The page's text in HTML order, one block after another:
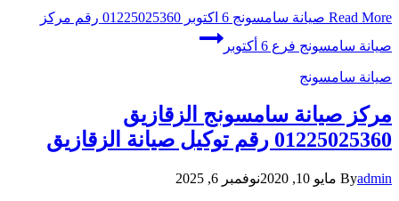
Read More
صيانة سامسونج 6 اكتوبر 01225025360 رقم مركز
صيانة سامسونج فرع 6 أكتوبر
صيانة سامسونج
مركز صيانة سامسونج الزقازيق
01225025360 رقم توكيل صيانة الزقازيق
Byadmin مايو 10, 2020 نوفمبر 6, 2025